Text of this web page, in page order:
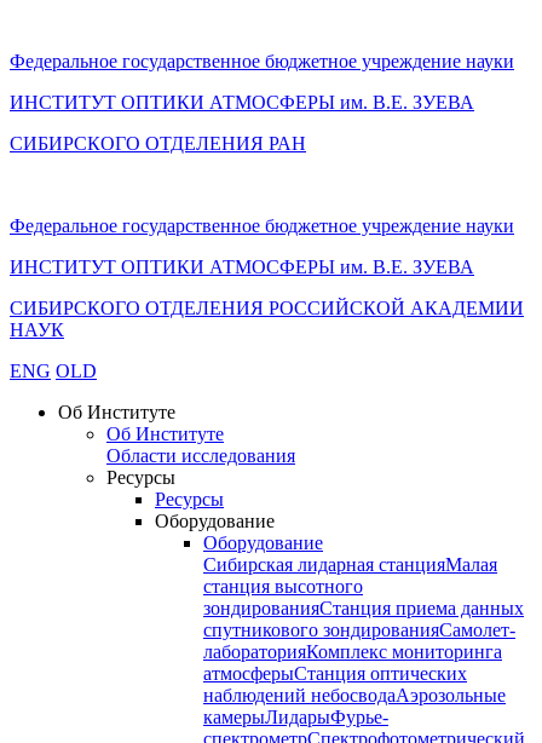
Федеральное государственное бюджетное учреждение науки
ИНСТИТУТ ОПТИКИ АТМОСФЕРЫ им. В.Е. ЗУЕВА
СИБИРСКОГО ОТДЕЛЕНИЯ РАН
Федеральное государственное бюджетное учреждение науки
ИНСТИТУТ ОПТИКИ АТМОСФЕРЫ им. В.Е. ЗУЕВА
СИБИРСКОГО ОТДЕЛЕНИЯ РОССИЙСКОЙ АКАДЕМИИ
НАУК
ENG OLD
Об Институте
Об Институте
Области исследования
Ресурсы
Ресурсы
Оборудование
Оборудование
Сибирская лидарная станцияМалая
станция высотного
зондированияСтанция приема данных
спутникового зондированияСамолет-
лабораторияКомплекс мониторинга
атмосферыСтанция оптических
наблюдений небосводаАэрозольные
камерыЛидарыФурье-
спектрометрСпектрофотометрический